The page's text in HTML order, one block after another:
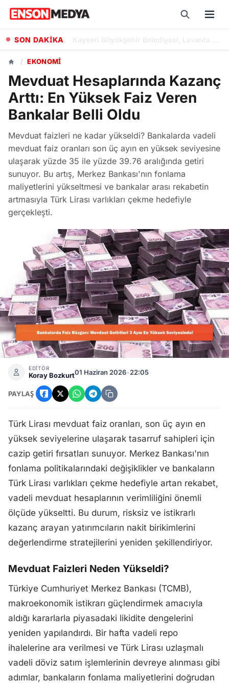
SON DAKİKA
/ EKONOMI
Mevduat Hesaplarında Kazanç
Arttı: En Yüksek Faiz Veren
Bankalar Belli Oldu
Mevduat faizleri ne kadar yükseldi? Bankalarda vadeli
mevduat faiz oranları son üç ayın en yüksek seviyesine
ulaşarak yüzde 35 ile yüzde 39.76 aralığında getiri
sunuyor. Bu artış, Merkez Bankası'nın fonlama
maliyetlerini yükseltmesi ve bankalar arası rekabetin
artmasıyla Türk Lirası varlıkları çekme hedefiyle
gerçekleşti.
Mevduat Faizleri Yükseldi: Bankalar Üç Ayın En Yüksek
EDİTÖR
Koray Bozkurt01 Haziran 2026•22:05
PAYLAŞ
Türk Lirası mevduat faiz oranları, son üç ayın en
yüksek seviyelerine ulaşarak tasarruf sahipleri için
cazip getiri fırsatları sunuyor. Merkez Bankası'nın
fonlama politikalarındaki değişiklikler ve bankaların
Türk Lirası varlıkları çekme hedefiyle artan rekabet,
vadeli mevduat hesaplarının verimliliğini önemli
ölçüde yükseltti. Bu durum, risksiz ve istikrarlı
kazanç arayan yatırımcıların nakit birikimlerini
değerlendirme stratejilerini yeniden şekillendiriyor.
Mevduat Faizleri Neden Yükseldi?
Türkiye Cumhuriyet Merkez Bankası (TCMB),
makroekonomik istikrarı güçlendirmek amacıyla
aldığı kararlarla piyasadaki likidite dengelerini
yeniden yapılandırdı. Bir hafta vadeli repo
ihalelerine ara verilmesi ve Türk Lirası uzlaşmalı
vadeli döviz satım işlemlerinin devreye alınması gibi
adımlar, bankaların fonlama maliyetlerini doğrudan